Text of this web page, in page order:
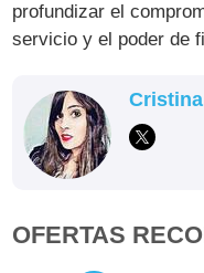
profundizar el
servicio y el poder de
OFERTAS